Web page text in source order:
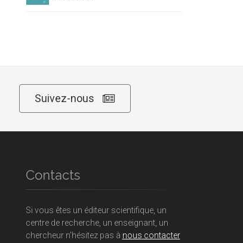
Suivez-nous
Contacts
Si vous êtes un éditeur scientifique, un
centre de recherche, un enseignant, un
chercheur n'hésitez pas à nous contacter